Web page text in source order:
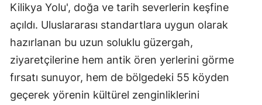
Kilikya Yolu', doğa ve tarih severlerin keşfine
açıldı. Uluslararası standartlara uygun olarak
hazırlanan bu uzun soluklu güzergah,
ziyaretçilerine hem antik ören yerlerini görme
fırsatı sunuyor, hem de bölgedeki 55 köyden
geçerek yörenin kültürel zenginliklerini